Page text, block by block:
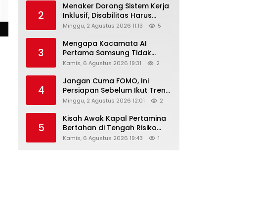
2
Menaker Dorong Sistem Kerja
Inklusif, Disabilitas Harus
Dapat Kesempatan Setara
Minggu, 2 Agustus 2026 11:13 5
3
Mengapa Kacamata AI
Pertama Samsung Tidak
Dibekali Layar?
Kamis, 6 Agustus 2026 19:31 2
4
Jangan Cuma FOMO, Ini
Persiapan Sebelum Ikut Tren
Hyrox
Minggu, 2 Agustus 2026 12:01 2
5
Kisah Awak Kapal Pertamina
Bertahan di Tengah Risiko
Pelayaran Selat Hormuz
Kamis, 6 Agustus 2026 19:43 1